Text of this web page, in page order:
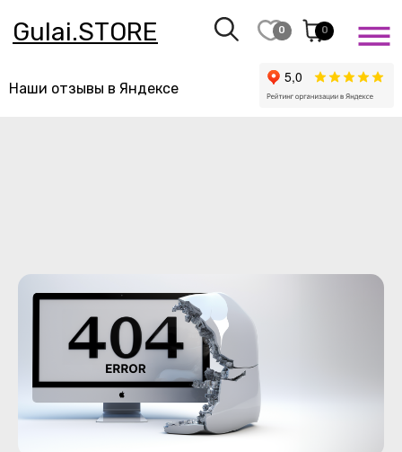
0
Gulai.STORE
Наши отзывы в Яндексе